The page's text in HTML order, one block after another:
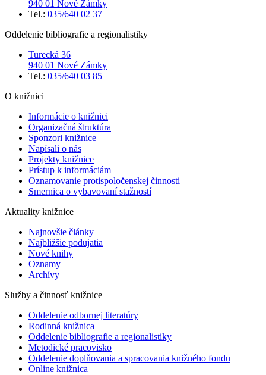
940 01 Nové Zámky
Tel.: 035/640 02 37
Oddelenie bibliografie a regionalistiky
Turecká 36
940 01 Nové Zámky
Tel.: 035/640 03 85
O knižnici
Informácie o knižnici
Organizačná štruktúra
Sponzori knižnice
Napísali o nás
Projekty knižnice
Prístup k informáciám
Oznamovanie protispoločenskej činnosti
Smernica o vybavovaní stažností
Aktuality knižnice
Najnovšie články
Najbližšie podujatia
Nové knihy
Oznamy
Archívy
Služby a činnosť knižnice
Oddelenie odbornej literatúry
Rodinná knižnica
Oddelenie bibliografie a regionalistiky
Metodické pracovisko
Oddelenie doplňovania a spracovania knižného fondu
Online knižnica